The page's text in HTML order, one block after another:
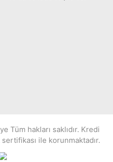
Tüm hakları saklıdır. Kredi
ile korunmaktadır.